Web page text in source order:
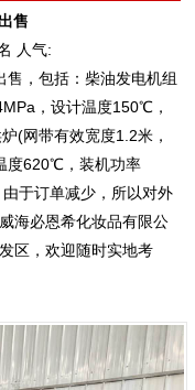
售
人气:
售，包括：柴油发电机组
，设计温度150℃，
(网带有效宽度1.2米，
度620℃，装机功率
由于订单减少，所以对外
海必恩希化妆品有限公
区，欢迎随时实地考